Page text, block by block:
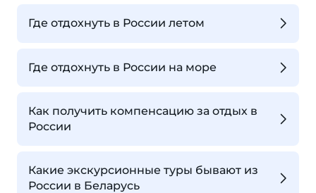
Где отдохнуть в России летом
Где отдохнуть в России на море
Как получить компенсацию за отдых в
России
Какие экскурсионные туры бывают из
России в Беларусь